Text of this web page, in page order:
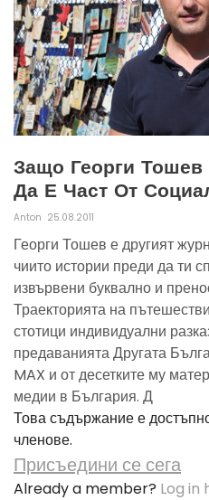
Защо Георги Тошев
Да Е Част От
Anton 25.08.2011
Георги Тошев е другият
чиито истории преди да ти
извървени буквално и
Траекторията на
стотици индивидуални
предаванията Другата
MAX и от десетките му
медии в България. Д
Това съдържание е
членове.
Присъедини се сега
Already a member? Log in